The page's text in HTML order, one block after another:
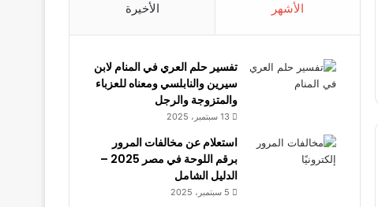
الأشهر الأخيرة
تفسير حلم العري في المنام لابن
سيرين والنابلسي ومعناه للعزباء
والمتزوجة والرجل
13 سبتمبر، 2025
استعلام عن مخالفات المرور
برقم اللوحة في مصر 2025 –
الدليل الشامل
5 سبتمبر، 2025